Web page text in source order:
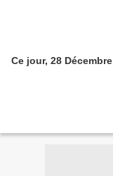
Ce jour, 28 Décembre